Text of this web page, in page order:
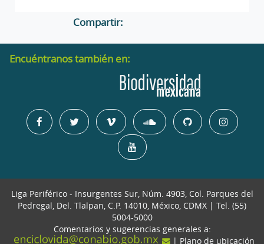
Compartir:
Encuéntranos también en:
Liga Periférico - Insurgentes Sur, Núm. 4903, Col. Parques del
Pedregal, Del. Tlalpan, C.P. 14010, México, CDMX | Tel. (55)
5004-5000
Comentarios y sugerencias generales a:
| Plano de ubicación